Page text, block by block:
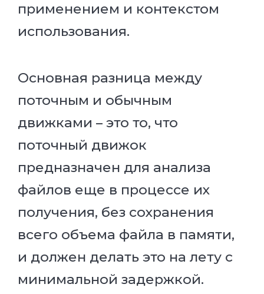
применением и контекстом
использования.
Основная разница между
поточным и обычным
движками – это то, что
поточный движок
предназначен для анализа
файлов еще в процессе их
получения, без сохранения
всего объема файла в памяти,
и должен делать это на лету с
минимальной задержкой.